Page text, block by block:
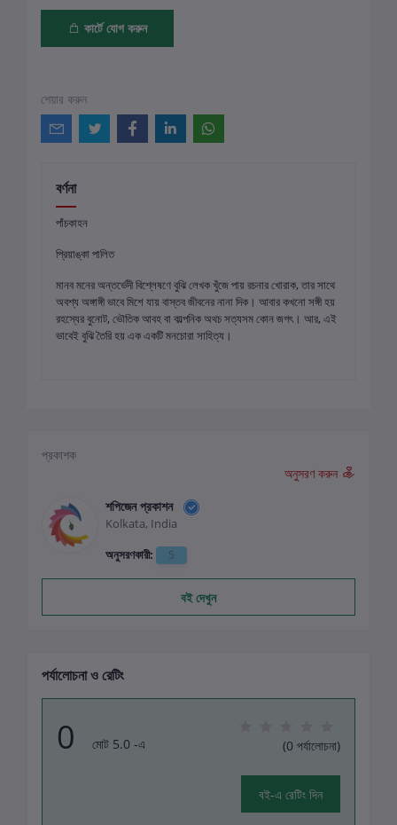
কার্টে যোগ করুন
শেয়ার করুন
বর্ণনা
পাঁচকাহন
প্রিয়াঙ্কা পালিত
মানব মনের অন্তর্ভেদী বিশ্লেষণে বুঝি লেখক খুঁজে পায় রচনার খোরাক, তার সাথে
অবশ্য অঙ্গাঙ্গী ভাবে মিশে যায় বাস্তব জীবনের নানা দিক। আবার কখনো সঙ্গী হয়
রহস্যের বুনোট, ভৌতিক আবহ বা কাল্পনিক অথচ সত্যসম কোন জগৎ। আর, এই
ভাবেই বুঝি তৈরি হয় এক একটি মনচোরা সাহিত্য।
প্রকাশক
অনুসরণ করুন
শপিজেন প্রকাশন
Kolkata, India
অনুসরণকারী:
5
বই দেখুন
পর্যালোচনা ও রেটিং
0 মোট 5.0 -এ (0 পর্যালোচনা)
বই-এ রেটিং দিন